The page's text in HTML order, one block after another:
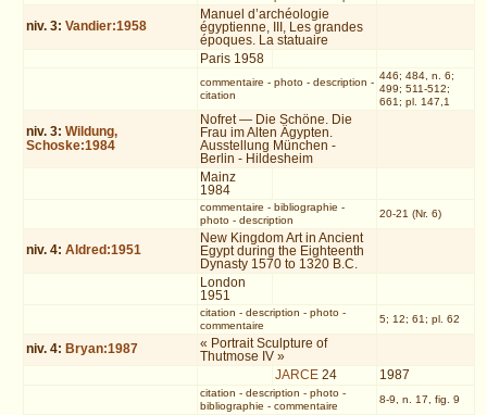
niv. 3:Vandier:1958
Manuel d’archéologie
égyptienne, III, Les grandes
époques. La statuaire
Paris 1958
commentaire - photo- description -
citation
446; 484, n. 6;
499; 511-512;
661; pl. 147,1
niv. 3:Wildung,
Schoske:1984
Nofret — Die Schöne. Die
Frau im Alten Ägypten.
Ausstellung München -
Berlin - Hildesheim
Mainz
1984
commentaire - bibliographie -
photo- description
20-21 (Nr. 6)
niv. 4:Aldred:1951
New Kingdom Art in Ancient
Egypt during the Eighteenth
Dynasty 1570 to 1320 B.C.
London
1951
citation - description - photo-
commentaire
5; 12; 61; pl. 62
niv. 4: Bryan:1987
« Portrait Sculpture of
Thutmose IV »
JARCE 24 1987
citation - description - photo-
bibliographie - commentaire
8-9, n. 17, fig. 9